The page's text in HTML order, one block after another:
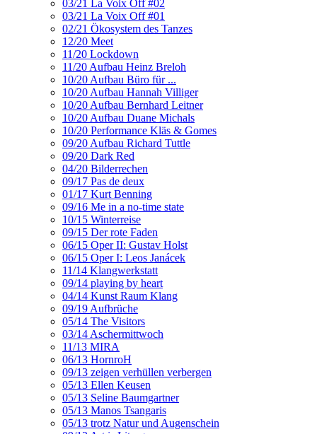
03/21 La Voix Off #02
03/21 La Voix Off #01
02/21 Ökosystem des Tanzes
12/20 Meet
11/20 Lockdown
11/20 Aufbau Heinz Breloh
10/20 Aufbau Büro für ...
10/20 Aufbau Hannah Villiger
10/20 Aufbau Bernhard Leitner
10/20 Aufbau Duane Michals
10/20 Performance Kläs & Gomes
09/20 Aufbau Richard Tuttle
09/20 Dark Red
04/20 Bilderrechen
09/17 Pas de deux
01/17 Kurt Benning
09/16 Me in a no-time state
10/15 Winterreise
09/15 Der rote Faden
06/15 Oper II: Gustav Holst
06/15 Oper I: Leos Janácek
11/14 Klangwerkstatt
09/14 playing by heart
04/14 Kunst Raum Klang
09/19 Aufbrüche
05/14 The Visitors
03/14 Aschermittwoch
11/13 MIRA
06/13 HornroH
09/13 zeigen verhüllen verbergen
05/13 Ellen Keusen
05/13 Seline Baumgartner
05/13 Manos Tsangaris
05/13 trotz Natur und Augenschein